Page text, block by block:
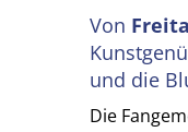
Von
und die
Die